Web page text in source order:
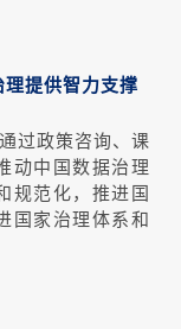
提供智力支撑
过政策咨询、课
动中国数据治理
规范化，推进国
国家治理体系和